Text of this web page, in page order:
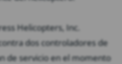
Helicopters, Inc.
dos controladores de
de servicio en el momento